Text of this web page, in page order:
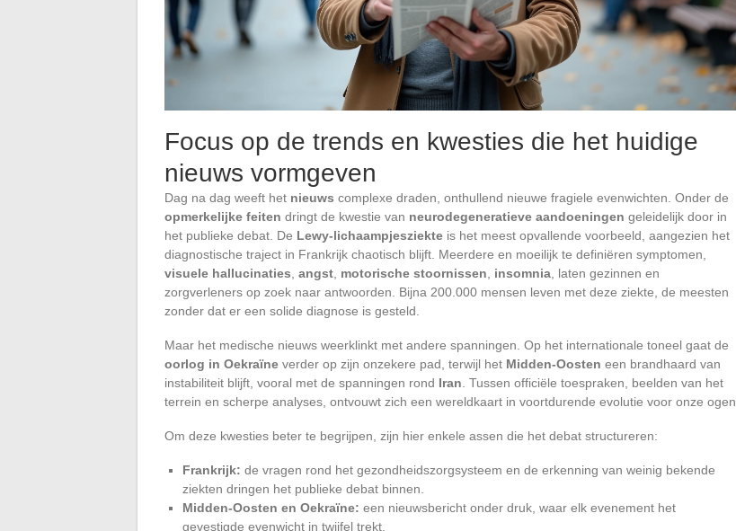
Focus op de trends en kwesties die het huidige
nieuws vormgeven
Dag na dag weeft het nieuws complexe draden, onthullend nieuwe fragiele evenwichten. Onder de
opmerkelijke feiten dringt de kwestie van neurodegeneratieve aandoeningen geleidelijk door in
het publieke debat. De Lewy-lichaampjesziekte is het meest opvallende voorbeeld, aangezien het
diagnostische traject in Frankrijk chaotisch blijft. Meerdere en moeilijk te definiëren symptomen,
visuele hallucinaties angst motorische stoornissen insomnia , laten gezinnen en
zorgverleners op zoek naar antwoorden. Bijna 200.000 mensen leven met deze ziekte, de meesten
zonder dat er een solide diagnose is gesteld.
Maar het medische nieuws weerklinkt met andere spanningen. Op het internationale toneel gaat de
oorlog in Oekraïne verder op zijn onzekere pad, terwijl het Midden-Oosten een brandhaard van
instabiliteit blijft, vooral met de spanningen rond Iran . Tussen officiële toespraken, beelden van het
terrein en scherpe analyses, ontvouwt zich een wereldkaart in voortdurende evolutie voor onze ogen.
Om deze kwesties beter te begrijpen, zijn hier enkele assen die het debat structureren:
Frankrijk: de vragen rond het gezondheidszorgsysteem en de erkenning van weinig bekende
ziekten dringen het publieke debat binnen.
Midden-Oosten en Oekraïne: een nieuwsbericht onder druk, waar elk evenement het
gevestigde evenwicht in twijfel trekt.